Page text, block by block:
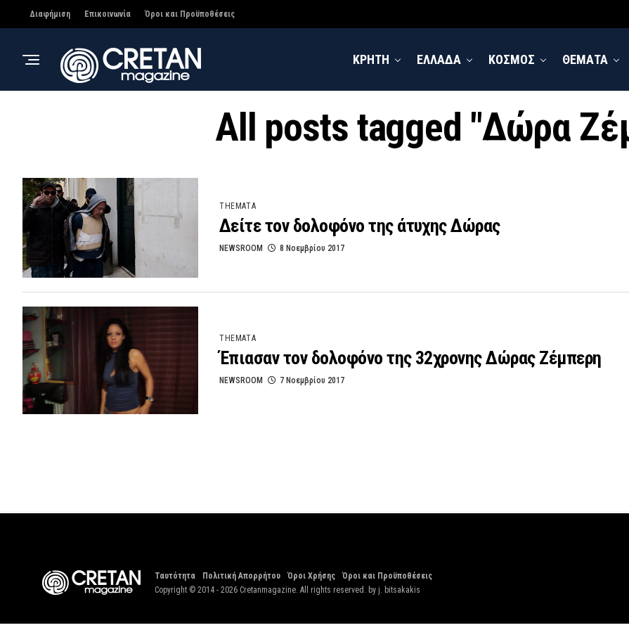
Διαφήμιση Επικοινωνία Όροι και Προϋποθέσεις
ΚΡΗΤΗ ΕΛΛΑΔΑ ΚΟΣΜΟΣ ΘΕΜΑΤΑ
All posts tagged "Δώρα
THEMATA
Δείτε τον δολοφόνο της άτυχης Δώρας
NEWSROOM 8 Νοεμβρίου 2017
THEMATA
Έπιασαν τον δολοφόνο της 32χρονης Δώρας Ζέμπερη
NEWSROOM 7 Νοεμβρίου 2017
Ταυτότητα Πολιτική Απορρήτου Όροι Χρήσης
Όροι και Προϋποθέσεις
Copyright © 2014 - 2026 Cretanmagazine. All rights reserved. by j. bitsakakis